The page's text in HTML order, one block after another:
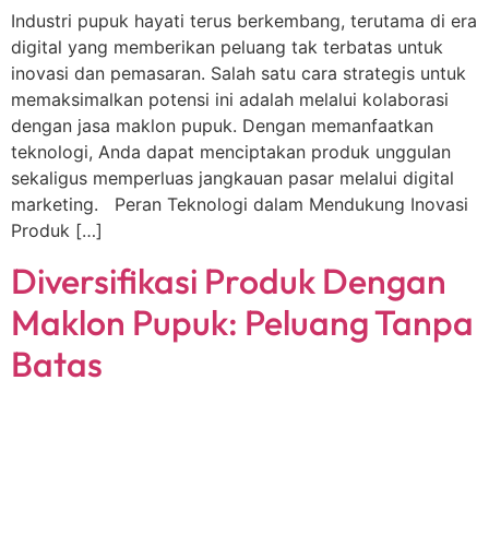
Industri pupuk hayati terus berkembang, terutama di era
digital yang memberikan peluang tak terbatas untuk
inovasi dan pemasaran. Salah satu cara strategis untuk
memaksimalkan potensi ini adalah melalui kolaborasi
dengan jasa maklon pupuk. Dengan memanfaatkan
teknologi, Anda dapat menciptakan produk unggulan
sekaligus memperluas jangkauan pasar melalui digital
marketing. Peran Teknologi dalam Mendukung Inovasi
Produk […]
Diversifikasi Produk Dengan
Maklon Pupuk: Peluang Tanpa
Batas